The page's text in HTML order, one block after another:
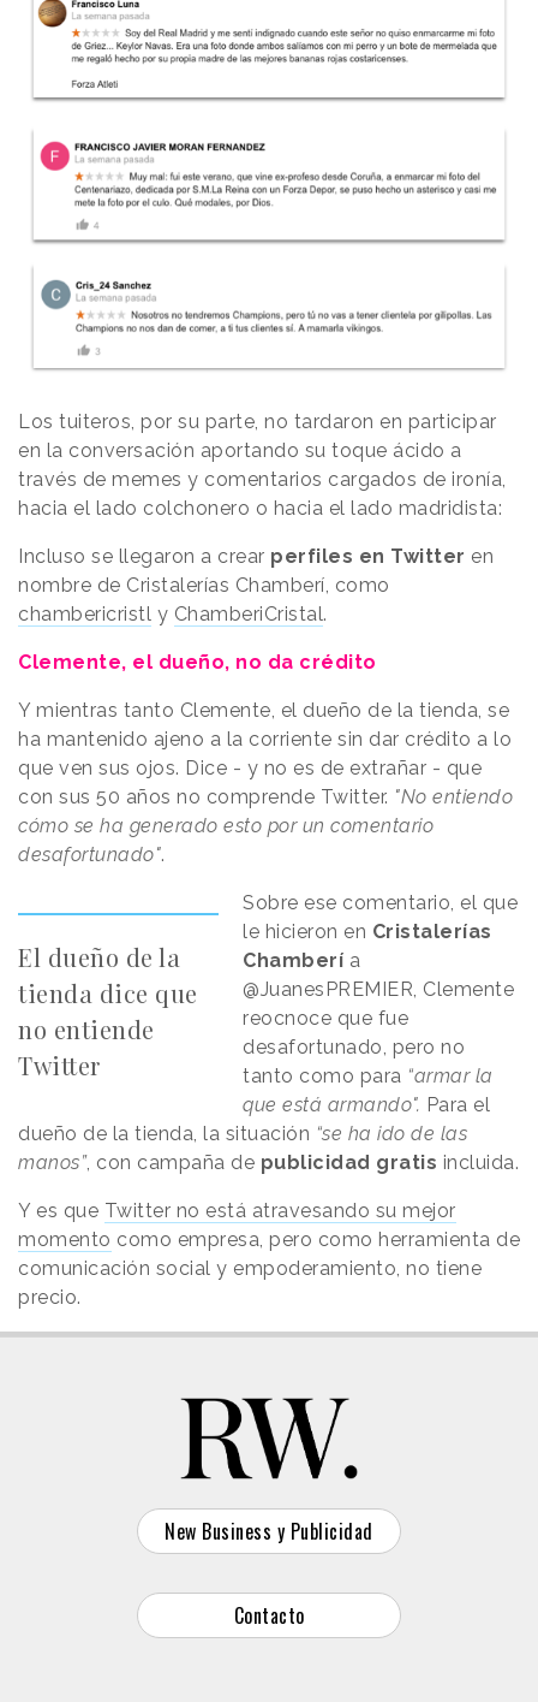
Los tuiteros, por su parte, no tardaron en participar
en la conversación aportando su toque ácido a
través de memes y comentarios cargados de ironía,
hacia el lado colchonero o hacia el lado madridista:
Incluso se llegaron a crear perfiles en Twitter en
nombre de Cristalerías Chamberí, como
chambericristl y ChamberiCristal.
Clemente, el dueño, no da crédito
Y mientras tanto Clemente, el dueño de la tienda, se
ha mantenido ajeno a la corriente sin dar crédito a lo
que ven sus ojos. Dice - y no es de extrañar - que
con sus 50 años no comprende Twitter. "No entiendo
cómo se ha generado esto por un comentario
desafortunado".
El dueño de la
tienda dice que
no entiende
Twitter
Sobre ese comentario, el que
le hicieron en Cristalerías
Chamberí a
@JuanesPREMIER, Clemente
reocnoce que fue
desafortunado, pero no
tanto como para “armar la
que está armando". Para el
dueño de la tienda, la situación “se ha ido de las
manos”, con campaña de publicidad gratis incluida.
Y es que Twitter no está atravesando su mejor
momento como empresa, pero como herramienta de
comunicación social y empoderamiento, no tiene
precio.
New Business y Publicidad
Contacto